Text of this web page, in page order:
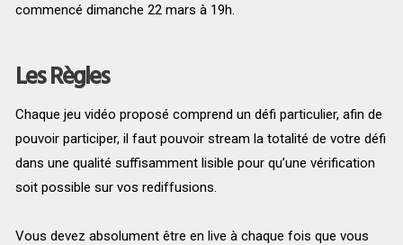
commencé dimanche 22 mars à 19h.
Les Règles
Chaque jeu vidéo proposé comprend un défi particulier, afin de
pouvoir participer, il faut pouvoir stream la totalité de votre défi
dans une qualité suffisamment lisible pour qu’une vérification
soit possible sur vos rediffusions.
Vous devez absolument être en live à chaque fois que vous